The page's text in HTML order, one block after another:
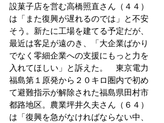
設菓子店を営む高橋照直さん（４４）
は「また復興が遅れるのでは」と不安
そう。新たに工場を建てる予定だが、
最近は客足が遠のき、「大企業ばかり
でなく零細企業への支援にもっと力を
入れてほしい」と訴えた。　東京電力
福島第１原発から２０キロ圏内で初め
て避難指示が解除された福島県田村市
都路地区。農業坪井久夫さん（６４）
は「復興を急がなければならない中、